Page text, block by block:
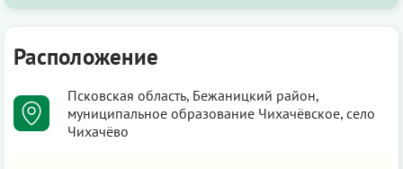
Расположение
Псковская область, Бежаницкий район,
муниципальное образование Чихачёвское, село
Чихачёво